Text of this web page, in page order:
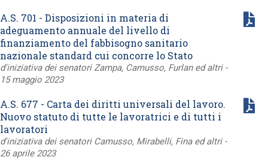
A.S. 701 - Disposizioni in materia di
adeguamento annuale del livello di
finanziamento del fabbisogno sanitario
nazionale standard cui concorre lo Stato
d'iniziativa dei senatori Zampa, Camusso, Furlan ed altri -
15 maggio 2023
A.S. 677 - Carta dei diritti universali del lavoro.
Nuovo statuto di tutte le lavoratrici e di tutti i
lavoratori
d'iniziativa dei senatori Camusso, Mirabelli, Fina ed altri -
26 aprile 2023